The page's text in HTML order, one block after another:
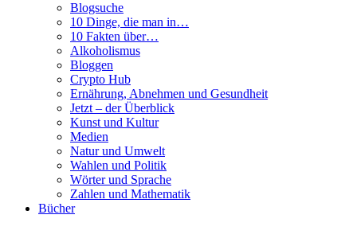
Blogsuche
10 Dinge, die man in…
10 Fakten über…
Alkoholismus
Bloggen
Crypto Hub
Ernährung, Abnehmen und Gesundheit
Jetzt – der Überblick
Kunst und Kultur
Medien
Natur und Umwelt
Wahlen und Politik
Wörter und Sprache
Zahlen und Mathematik
Bücher